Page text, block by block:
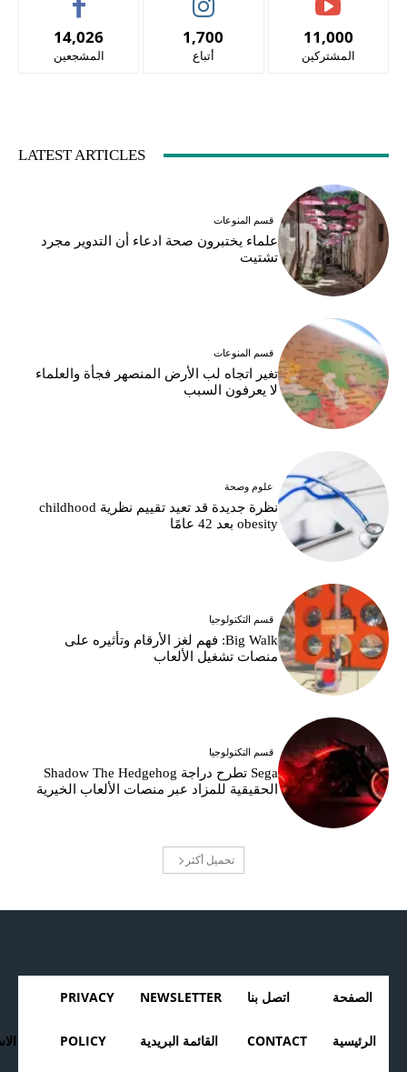
14,026
المشجعين
1,700
أتباع
11,000
المشتركين
LATEST ARTICLES
قسم المنوعات
علماء يختبرون صحة ادعاء أن التدوير مجرد
تشتيت
قسم المنوعات
تغير اتجاه لب الأرض المنصهر فجأة والعلماء
لا يعرفون السبب
علوم وصحة
نظرة جديدة قد تعيد تقييم نظرية childhood
obesity بعد 42 عامًا
قسم التكنولوجيا
Big Walk: فهم لغز الأرقام وتأثيره على
منصات تشغيل الألعاب
قسم التكنولوجيا
Sega تطرح دراجة Shadow The Hedgehog
الحقيقية للمزاد عبر منصات الألعاب الخيرية
تحميل أكثر
الصفحة
الرئيسية
اتصل بنا
CONTACT
NEWSLETTER
القائمة البريدية
PRIVACY
POLICY